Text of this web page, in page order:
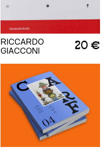
RICCARDO
GIACCONI
20 €